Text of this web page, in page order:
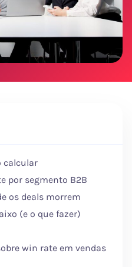
calcular
por segmento B2B
os deals morrem
(e o que fazer)
win rate em vendas